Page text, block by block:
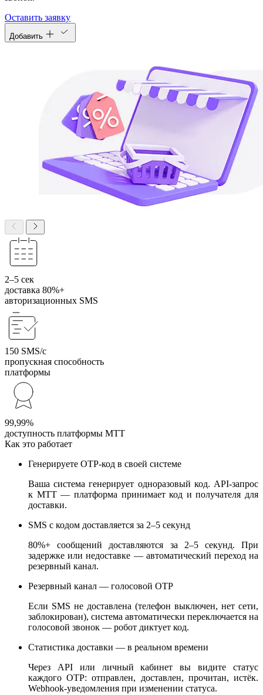
Оставить заявку
Добавить
2–5 сек
доставка 80%+
авторизационных SMS
150 SMS/с
пропускная способность
платформы
99,99%
доступность платформы МТТ
Как это работает
Генерируете OTP-код в своей системе
Ваша система генерирует одноразовый код. API-запрос
к МТТ — платформа принимает код и получателя для
доставки.
SMS с кодом доставляется за 2–5 секунд
80%+ сообщений доставляются за 2–5 секунд. При
задержке или недоставке — автоматический переход на
резервный канал.
Резервный канал — голосовой OTP
Если SMS не доставлена (телефон выключен, нет сети,
заблокирован), система автоматически переключается на
голосовой звонок — робот диктует код.
Статистика доставки — в реальном времени
Через API или личный кабинет вы видите статус
каждого OTP: отправлен, доставлен, прочитан, истёк.
Webhook-уведомления при изменении статуса.